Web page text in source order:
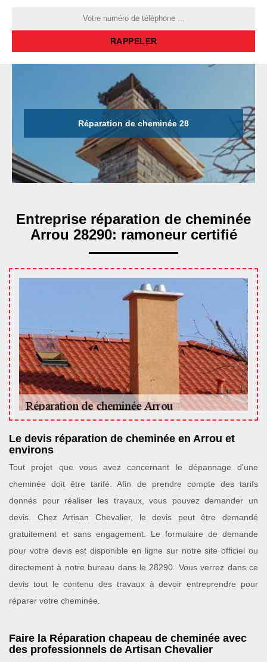
Réparation de cheminée 28
Entreprise réparation de cheminée
Arrou 28290: ramoneur certifié
Le devis réparation de cheminée en Arrou et
environs
Tout projet que vous avez concernant le dépannage d’une
cheminée doit être tarifé. Afin de prendre compte des tarifs
donnés pour réaliser les travaux, vous pouvez demander un
devis. Chez Artisan Chevalier, le devis peut être demandé
gratuitement et sans engagement. Le formulaire de demande
pour votre devis est disponible en ligne sur notre site officiel ou
directement à notre bureau dans le 28290. Vous verrez dans ce
devis tout le contenu des travaux à devoir entreprendre pour
réparer votre cheminée.
Faire la Réparation chapeau de cheminée avec
des professionnels de Artisan Chevalier